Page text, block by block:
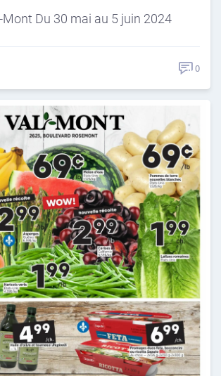
Mont Du 30 mai au 5 juin 2024
0